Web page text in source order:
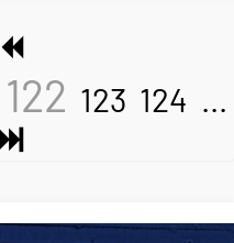
122 123 124 ...